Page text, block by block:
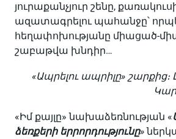
յուրաքանչյուր շենը,
ազատագրելու պահանջը՝
հեղափոխությանը միացած-
շաբաթվա խնդիր…
«Ապրելու ապրիլը» շարքից։
«Իմ քայլը» նախաձեռնության «
ձեռքերի երրորդությունը»